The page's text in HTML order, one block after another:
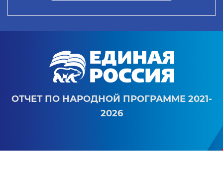
ОТЧЕТ ПО НАРОДНОЙ ПРОГРАММЕ 2021-
2026